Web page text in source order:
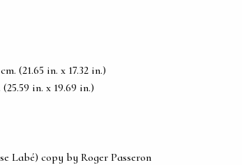
(21.65 in. x 17.32 in.)
in. x 19.69 in.)
Labé) copy by Roger Passeron